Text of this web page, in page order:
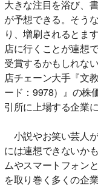
大きな注目を浴び、
が予想できる。そう
り、増刷されるとま
店に行くことが連想
受賞するかもしれな
店チェーン大手『文
ード：9978）』の株
引所に上場する企業
小説やお笑い芸人
には連想できないか
ムやスマートフォン
を取り巻く多くの企